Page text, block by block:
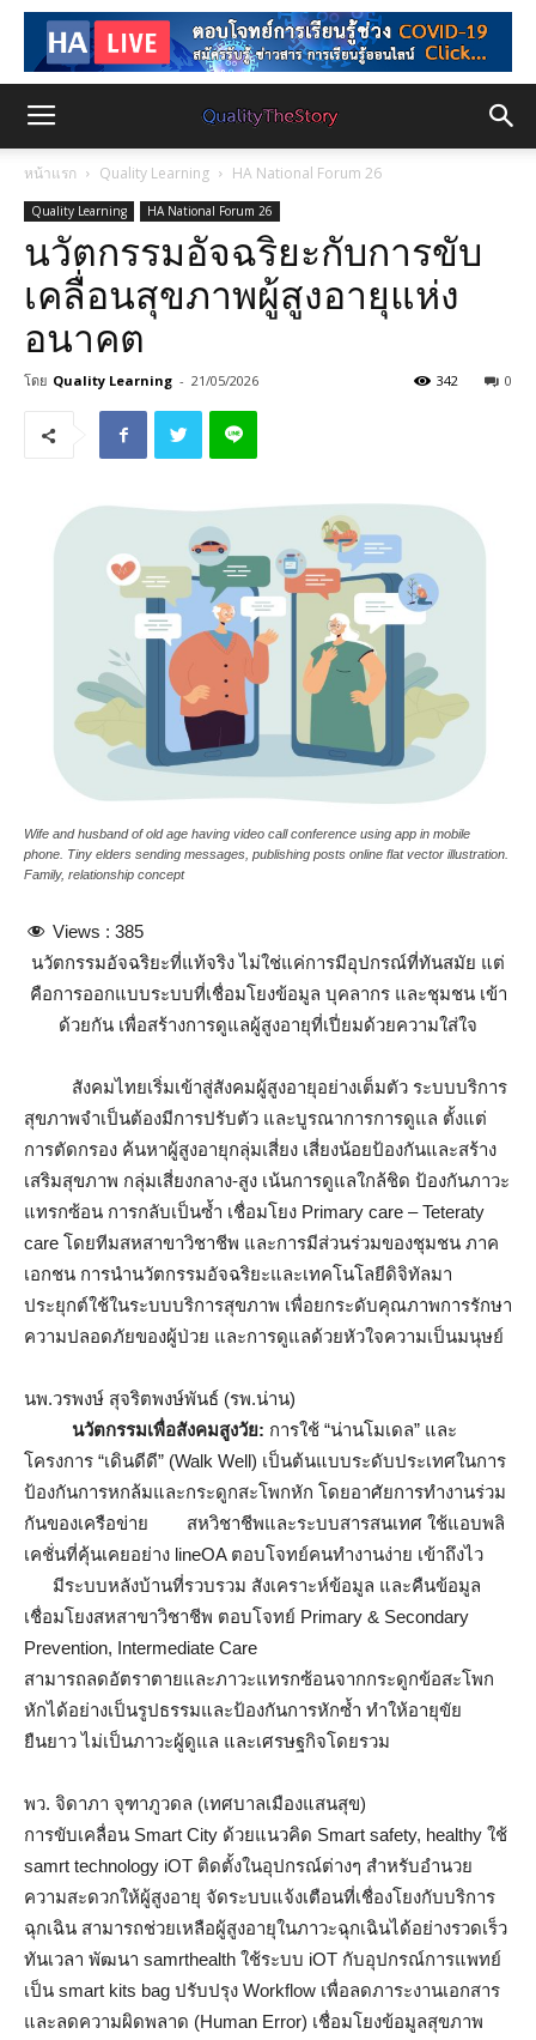
หน้าแรก Quality Learning HA National Forum 26
Quality Learning HA National Forum 26
นวัตกรรมอัจฉริยะกับการขับ
เคลื่อนสุขภาพผู้สูงอายุแห่ง
อนาคต
โดย Quality Learning - 21/05/2026 0
342
Wife and husband of old age having video call conference using app in mobile
phone. Tiny elders sending messages, publishing posts online flat vector illustration.
Family, relationship concept
Views : 385
นวัตกรรมอัจฉริยะที่แท้จริง ไม่ใช่แค่การมีอุปกรณ์ที่ทันสมัย แต่
คือการออกแบบระบบที่เชื่อมโยงข้อมูล บุคลากร และชุมชน เข้า
ด้วยกัน เพื่อสร้างการดูแลผู้สูงอายุที่เปี่ยมด้วยความใส่ใจ
สังคมไทยเริ่มเข้าสู่สังคมผู้สูงอายุอย่างเต็มตัว ระบบบริการ
สุขภาพจำเป็นต้องมีการปรับตัว และบูรณาการการดูแล ตั้งแต่
การตัดกรอง ค้นหาผู้สูงอายุกลุ่มเสี่ยง เสี่ยงน้อยป้องกันและสร้าง
เสริมสุขภาพ กลุ่มเสี่ยงกลาง-สูง เน้นการดูแลใกล้ชิด ป้องกันภาวะ
แทรกซ้อน การกลับเป็นซ้ำ เชื่อมโยง Primary care – Teteraty
care โดยทีมสหสาขาวิชาชีพ และการมีส่วนร่วมของชุมชน ภาค
เอกชน การนำนวัตกรรมอัจฉริยะและเทคโนโลยีดิจิทัลมา
ประยุกต์ใช้ในระบบบริการสุขภาพ เพื่อยกระดับคุณภาพการรักษา
ความปลอดภัยของผู้ป่วย และการดูแลด้วยหัวใจความเป็นมนุษย์
นพ.วรพงษ์ สุจริตพงษ์พันธ์ (รพ.น่าน)
นวัตกรรมเพื่อสังคมสูงวัย: การใช้ “น่านโมเดล” และ
โครงการ “เดินดีดี” (Walk Well) เป็นต้นแบบระดับประเทศในการ
ป้องกันการหกล้มและกระดูกสะโพกหัก โดยอาศัยการทำงานร่วม
กันของเครือข่าย สหวิชาชีพและระบบสารสนเทศ ใช้แอบพลิ
เคชั่นที่คุ้นเคยอย่าง lineOA ตอบโจทย์คนทำงานง่าย เข้าถึงไว
มีระบบหลังบ้านที่รวบรวม สังเคราะห์ข้อมูล และคืนข้อมูล
เชื่อมโยงสหสาขาวิชาชีพ ตอบโจทย์ Primary & Secondary
Prevention, Intermediate Care
สามารถลดอัตราตายและภาวะแทรกซ้อนจากกระดูกข้อสะโพก
หักได้อย่างเป็นรูปธรรมและป้องกันการหักซ้ำ ทำให้อายุขัย
ยืนยาว ไม่เป็นภาวะผู้ดูแล และเศรษฐกิจโดยรวม
พว. จิดาภา จุฑาภูวดล (เทศบาลเมืองแสนสุข)
การขับเคลื่อน Smart City ด้วยแนวคิด Smart safety, healthy ใช้
samrt technology iOT ติดตั้งในอุปกรณ์ต่างๆ สำหรับอำนวย
ความสะดวกให้ผู้สูงอายุ จัดระบบแจ้งเตือนที่เชื่องโยงกับบริการ
ฉุกเฉิน สามารถช่วยเหลือผู้สูงอายุในภาวะฉุกเฉินได้อย่างรวดเร็ว
ทันเวลา พัฒนา samrthealth ใช้ระบบ iOT กับอุปกรณ์การแพทย์
เป็น smart kits bag ปรับปรุง Workflow เพื่อลดภาระงานเอกสาร
และลดความผิดพลาด (Human Error) เชื่อมโยงข้อมูลสุขภาพ